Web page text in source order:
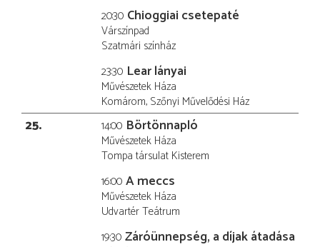
20:30 Chioggiai csetepaté
Várszínpad
Szatmári színház
23:30 Lear lányai
Művészetek Háza
Komárom, Szőnyi Művelődési Ház
25 14:00 Börtönnapló
Művészetek Háza
Tompa társulat Kisterem
16:00 A meccs
Művészetek Háza
Udvartér Teátrum
19:30 Záróünnepség, a díjak átadása